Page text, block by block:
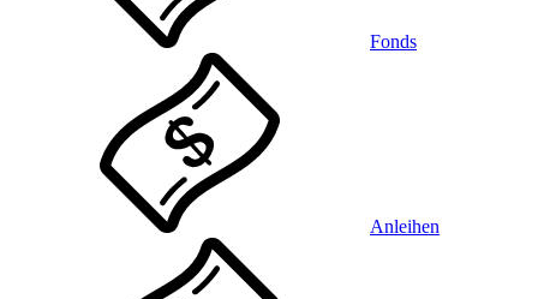
Fonds
Anleihen